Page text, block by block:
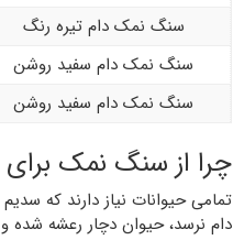
سنگ نمک دام تیره رنگ
سنگ نمک دام سفید روشن
سنگ نمک دام سفید روشن
چرا از سنگ نمک برای
تمامی حیوانات نیاز دارند که
دام نرسد، حیوان دچار رعشه